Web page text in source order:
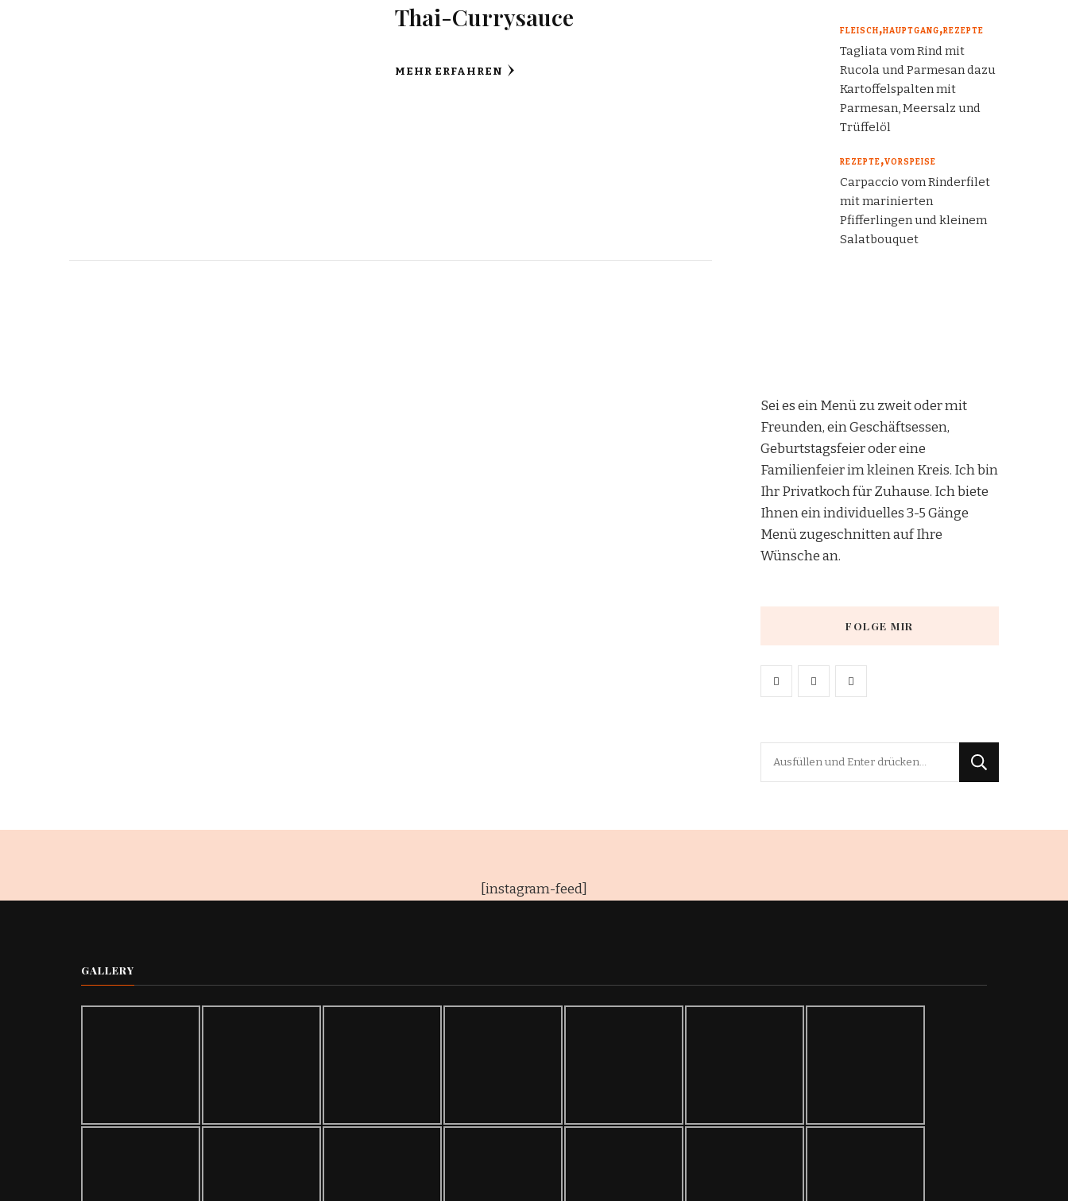
Thai-Currysauce
MEHR ERFAHREN
FLEISCH HAUPTGANG REZEPTE
Tagliata vom Rind mit
Rucola und Parmesan dazu
Kartoffelspalten mit
Parmesan, Meersalz und
Trüffelöl
REZEPTE VORSPEISE
Carpaccio vom Rinderfilet
mit marinierten
Pfifferlingen und kleinem
Salatbouquet
Sei es ein Menü zu zweit oder mit
Freunden, ein Geschäftsessen,
Geburtstagsfeier oder eine
Familienfeier im kleinen Kreis. Ich bin
Ihr Privatkoch für Zuhause. Ich biete
Ihnen ein individuelles 3-5 Gänge
Menü zugeschnitten auf Ihre
Wünsche an.
FOLGE MIR
Suchst
[instagram-feed]
GALLERY